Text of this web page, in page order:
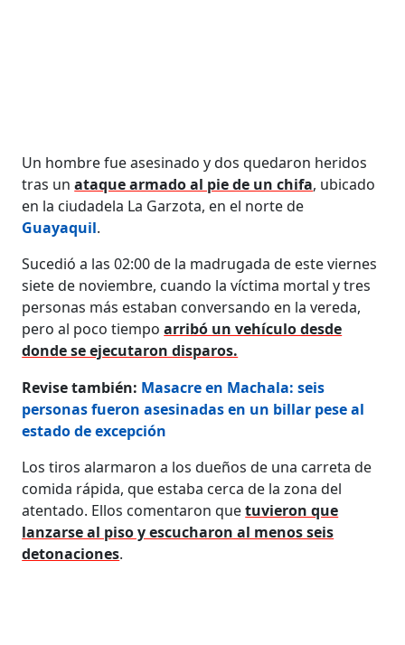
Un hombre fue asesinado y dos quedaron heridos
tras unataque armado al pie de un chifa, ubicado
en la ciudadela La Garzota, en el norte de
Guayaquil.
Sucedió a las 02:00 de la madrugada de este viernes
siete de noviembre, cuando la víctima mortal y tres
personas más estaban conversando en la vereda,
pero al poco tiempoarribó un vehículo desde
donde se ejecutaron disparos.
Revise también: Masacre en Machala: seis
personas fueron asesinadas en un billar pese al
estado de excepción
Los tiros alarmaron a los dueños de una carreta de
comida rápida, que estaba cerca de la zona del
atentado. Ellos comentaron quetuvieron que
lanzarse al piso y escucharon al menos seis
detonaciones.